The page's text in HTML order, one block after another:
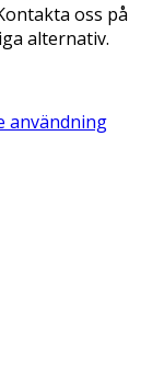
oss på
alternativ.
användning